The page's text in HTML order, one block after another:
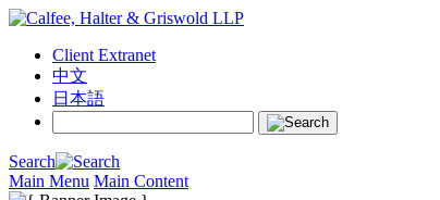
Client Extranet
中文
日本語
Search
Main Menu Main Content